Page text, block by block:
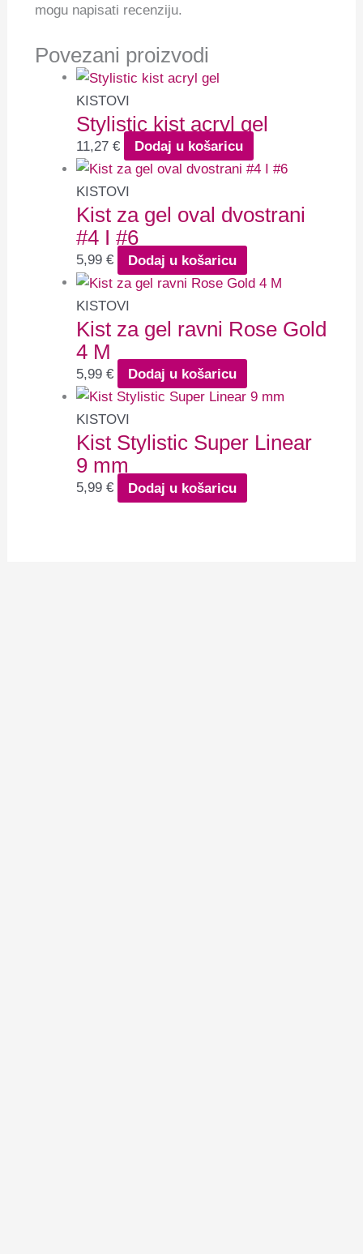
mogu napisati recenziju.
Povezani proizvodi
KISTOVI
Stylistic kist acryl gel
11,27€ Dodaj u košaricu
KISTOVI
Kist za gel oval dvostrani
#4 I #6
5,99€ Dodaj u košaricu
KISTOVI
Kist za gel ravni Rose Gold
4 M
5,99€ Dodaj u košaricu
KISTOVI
Kist Stylistic Super Linear
9 mm
5,99€ Dodaj u košaricu